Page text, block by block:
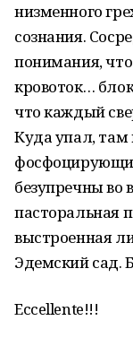
низменного
сознания.
понимания, что
кровоток…
что каждый
Куда упал, там
безупречны во
пасторальная
выстроенная
Эдемский сад.
Eccellente!!!